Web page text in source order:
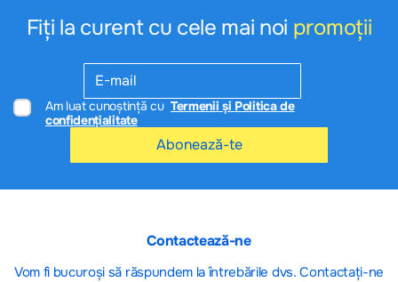
Fiți la curent cu cele mai noi promoții
Am luat cunoștință cu Termenii și Politica de
confidențialitate
Abonează-te
Contactează-ne
Vom fi bucuroși să răspundem la întrebările dvs. Contactați-ne